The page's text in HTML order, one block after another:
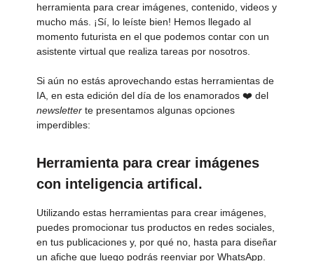
herramienta para crear imágenes, contenido, videos y
mucho más. ¡Sí, lo leíste bien! Hemos llegado al
momento futurista en el que podemos contar con un
asistente virtual que realiza tareas por nosotros.
Si aún no estás aprovechando estas herramientas de
IA, en esta edición del día de los enamorados ❤️ del
newsletter te presentamos algunas opciones
imperdibles:
Herramienta para crear imágenes
con inteligencia artifical.
Utilizando estas herramientas para crear imágenes,
puedes promocionar tus productos en redes sociales,
en tus publicaciones y, por qué no, hasta para diseñar
un afiche que luego podrás reenviar por WhatsApp.